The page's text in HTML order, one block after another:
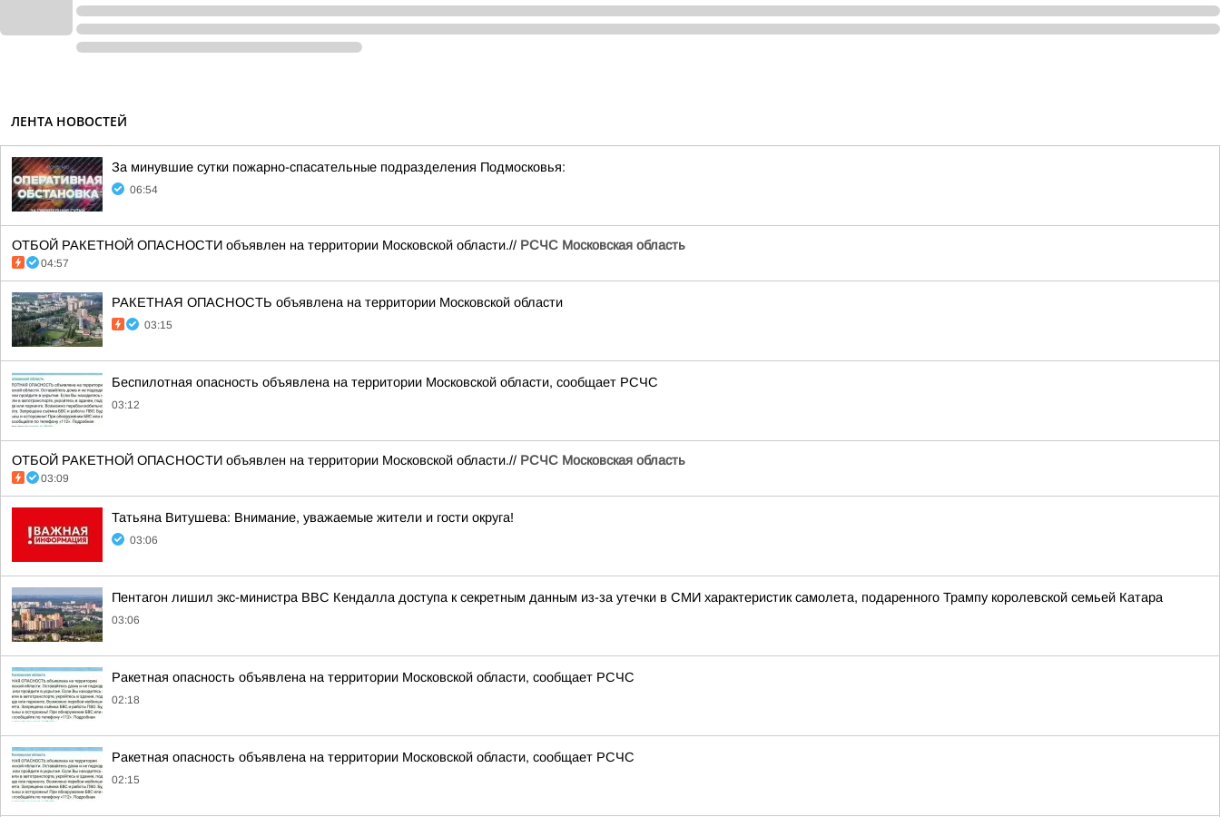
ЛЕНТА НОВОСТЕЙ
За минувшие сутки пожарно-спасательные подразделения Подмосковья:
06:54
ОТБОЙ РАКЕТНОЙ ОПАСНОСТИ объявлен на территории Московской области.// РСЧС Московская область
04:57
РАКЕТНАЯ ОПАСНОСТЬ объявлена на территории Московской области
03:15
Беспилотная опасность объявлена на территории Московской области, сообщает РСЧС
03:12
ОТБОЙ РАКЕТНОЙ ОПАСНОСТИ объявлен на территории Московской области.// РСЧС Московская область
03:09
Татьяна Витушева: Внимание, уважаемые жители и гости округа!
03:06
Пентагон лишил экс-министра ВВС Кендалла доступа к секретным данным из-за утечки в СМИ характеристик самолета, подаренного Трампу королевской семьей Катара
03:06
Ракетная опасность объявлена на территории Московской области, сообщает РСЧС
02:18
Ракетная опасность объявлена на территории Московской области, сообщает РСЧС
02:15